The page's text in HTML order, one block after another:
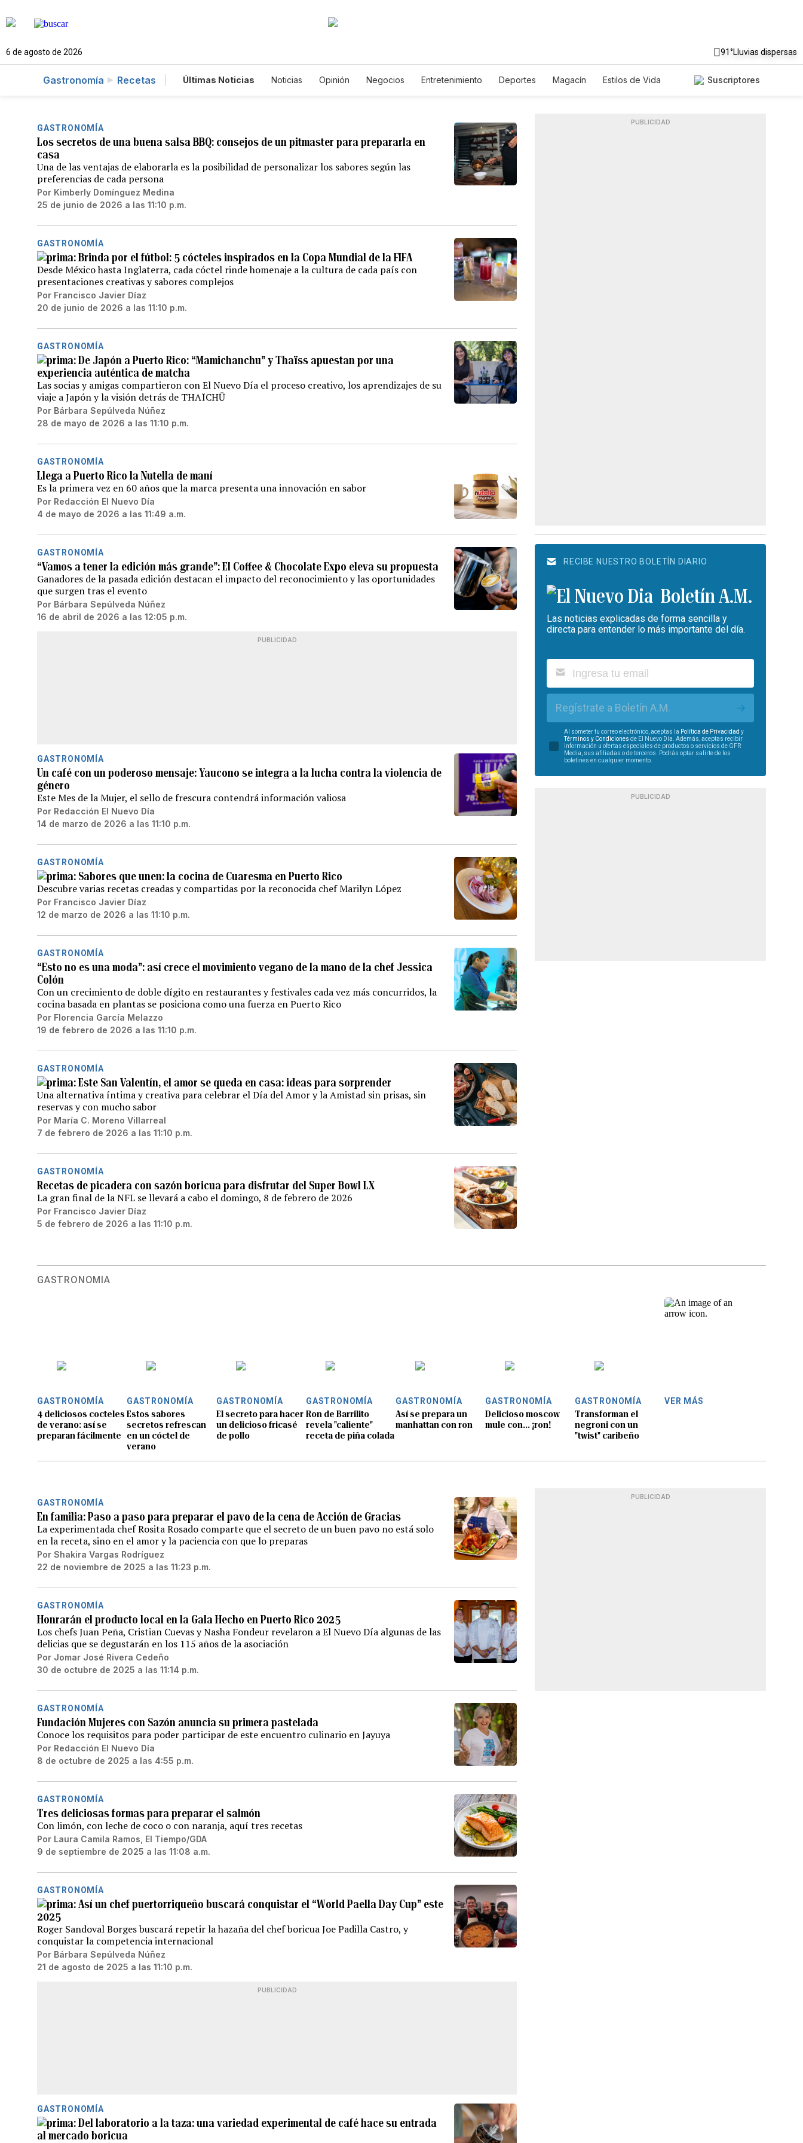
6 de agosto de 2026 91°Lluvias dispersas
Gastronomía Recetas Últimas Noticias Noticias Opinión Negocios Entretenimiento Deportes Magacín
Estilos de Vida
Suscriptores
GASTRONOMÍA
Los secretos de una buena salsa BBQ: consejos de un pitmaster para prepararla en
casa
Una de las ventajas de elaborarla es la posibilidad de personalizar los sabores según las
preferencias de cada persona
Por Kimberly Domínguez Medina
25 de junio de 2026 a las 11:10 p.m.
GASTRONOMÍA
Brinda por el fútbol: 5 cócteles inspirados en la Copa Mundial de la FIFA
Desde México hasta Inglaterra, cada cóctel rinde homenaje a la cultura de cada país con
presentaciones creativas y sabores complejos
Por Francisco Javier Díaz
20 de junio de 2026 a las 11:10 p.m.
GASTRONOMÍA
De Japón a Puerto Rico: “Mamichanchu” y Thaïss apuestan por una
experiencia auténtica de matcha
Las socias y amigas compartieron con El Nuevo Día el proceso creativo, los aprendizajes de su
viaje a Japón y la visión detrás de THAÏCHŪ
Por Bárbara Sepúlveda Núñez
28 de mayo de 2026 a las 11:10 p.m.
GASTRONOMÍA
Llega a Puerto Rico la Nutella de maní
Es la primera vez en 60 años que la marca presenta una innovación en sabor
Por Redacción El Nuevo Día
4 de mayo de 2026 a las 11:49 a.m.
GASTRONOMÍA
“Vamos a tener la edición más grande”: El Coffee & Chocolate Expo eleva su propuesta
Ganadores de la pasada edición destacan el impacto del reconocimiento y las oportunidades
que surgen tras el evento
Por Bárbara Sepúlveda Núñez
16 de abril de 2026 a las 12:05 p.m.
PUBLICIDAD
GASTRONOMÍA
Un café con un poderoso mensaje: Yaucono se integra a la lucha contra la violencia de
género
Este Mes de la Mujer, el sello de frescura contendrá información valiosa
Por Redacción El Nuevo Día
14 de marzo de 2026 a las 11:10 p.m.
GASTRONOMÍA
Sabores que unen: la cocina de Cuaresma en Puerto Rico
Descubre varias recetas creadas y compartidas por la reconocida chef Marilyn López
Por Francisco Javier Díaz
12 de marzo de 2026 a las 11:10 p.m.
GASTRONOMÍA
“Esto no es una moda”: así crece el movimiento vegano de la mano de la chef Jessica
Colón
Con un crecimiento de doble dígito en restaurantes y festivales cada vez más concurridos, la
cocina basada en plantas se posiciona como una fuerza en Puerto Rico
Por Florencia García Melazzo
19 de febrero de 2026 a las 11:10 p.m.
GASTRONOMÍA
Este San Valentín, el amor se queda en casa: ideas para sorprender
Una alternativa íntima y creativa para celebrar el Día del Amor y la Amistad sin prisas, sin
reservas y con mucho sabor
Por María C. Moreno Villarreal
7 de febrero de 2026 a las 11:10 p.m.
GASTRONOMÍA
Recetas de picadera con sazón boricua para disfrutar del Super Bowl LX
La gran final de la NFL se llevará a cabo el domingo, 8 de febrero de 2026
Por Francisco Javier Díaz
5 de febrero de 2026 a las 11:10 p.m.
PUBLICIDAD
RECIBE NUESTRO BOLETÍN DIARIO
Boletín A.M.
Las noticias explicadas de forma sencilla y
directa para entender lo más importante del día.
Regístrate a Boletín A.M.
Al someter tu correo electrónico, aceptas la Política de Privacidad y
Términos y Condiciones de El Nuevo Día. Además, aceptas recibir
información u ofertas especiales de productos o servicios de GFR
Media, sus afiliadas o de terceros. Podrás optar salirte de los
boletines en cualquier momento.
PUBLICIDAD
GASTRONOMÍA
GASTRONOMÍA
4 deliciosos cocteles
de verano: así se
preparan fácilmente
GASTRONOMÍA
Estos sabores
secretos refrescan
en un cóctel de
verano
GASTRONOMÍA
El secreto para hacer
un delicioso fricasé
de pollo
GASTRONOMÍA
Ron de Barrilito
revela "caliente"
receta de piña colada
GASTRONOMÍA
Así se prepara un
manhattan con ron
GASTRONOMÍA
Delicioso moscow
mule con... ¡ron!
GASTRONOMÍA
Transforman el
negroni con un
"twist" caribeño
VER MÁS
GASTRONOMÍA
En familia: Paso a paso para preparar el pavo de la cena de Acción de Gracias
La experimentada chef Rosita Rosado comparte que el secreto de un buen pavo no está solo
en la receta, sino en el amor y la paciencia con que lo preparas
Por Shakira Vargas Rodríguez
22 de noviembre de 2025 a las 11:23 p.m.
GASTRONOMÍA
Honrarán el producto local en la Gala Hecho en Puerto Rico 2025
Los chefs Juan Peña, Cristian Cuevas y Nasha Fondeur revelaron a El Nuevo Día algunas de las
delicias que se degustarán en los 115 años de la asociación
Por Jomar José Rivera Cedeño
30 de octubre de 2025 a las 11:14 p.m.
GASTRONOMÍA
Fundación Mujeres con Sazón anuncia su primera pastelada
Conoce los requisitos para poder participar de este encuentro culinario en Jayuya
Por Redacción El Nuevo Día
8 de octubre de 2025 a las 4:55 p.m.
GASTRONOMÍA
Tres deliciosas formas para preparar el salmón
Con limón, con leche de coco o con naranja, aquí tres recetas
Por Laura Camila Ramos, El Tiempo/GDA
9 de septiembre de 2025 a las 11:08 a.m.
GASTRONOMÍA
Así un chef puertorriqueño buscará conquistar el “World Paella Day Cup” este
2025
Roger Sandoval Borges buscará repetir la hazaña del chef boricua Joe Padilla Castro, y
conquistar la competencia internacional
Por Bárbara Sepúlveda Núñez
21 de agosto de 2025 a las 11:10 p.m.
PUBLICIDAD
GASTRONOMÍA
Del laboratorio a la taza: una variedad experimental de café hace su entrada
al mercado boricua
PUBLICIDAD